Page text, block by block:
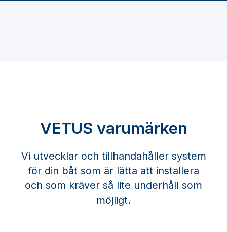
VETUS varumärken
Vi utvecklar och tillhandahåller system
för din båt som är lätta att installera
och som kräver så lite underhåll som
möjligt.